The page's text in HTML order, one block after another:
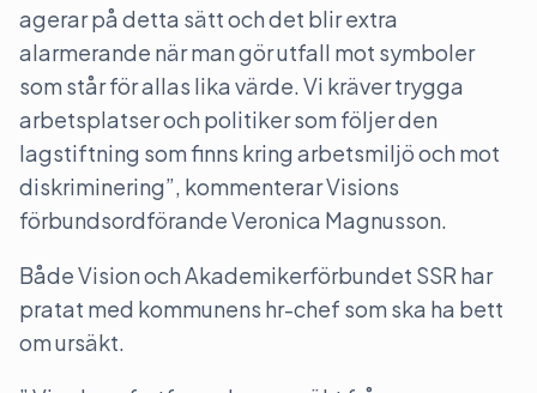
agerar på detta sätt och det blir extra
alarmerande när man gör utfall mot symboler
som står för allas lika värde. Vi kräver trygga
arbetsplatser och politiker som följer den
lagstiftning som finns kring arbetsmiljö och mot
diskriminering”, kommenterar Visions
förbundsordförande Veronica Magnusson.
Både Vision och Akademikerförbundet SSR har
pratat med kommunens hr-chef som ska ha bett
om ursäkt.